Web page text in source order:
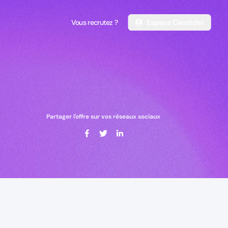
Vous recrutez ?
Vous recrutez ?
Partager l'offre sur vos réseaux sociaux